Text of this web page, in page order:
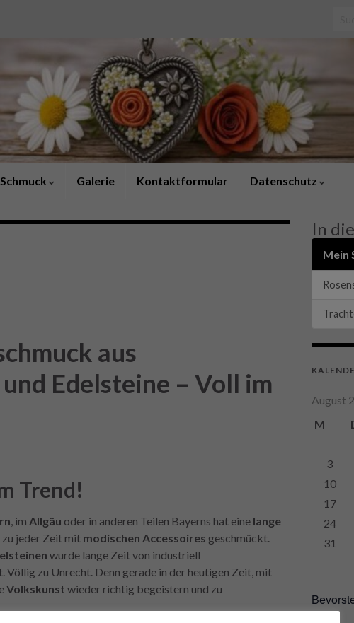
Galerie Kontaktformular Datenschutz
aus
Edelsteine – Voll im
Trend!
, im Allgäu oder in anderen Teilen Bayerns hat eine lange
jeder Zeit mit modischen Accessoires geschmückt.
wurde lange Zeit von industriell
Völlig zu Unrecht. Denn gerade in der heutigen Zeit, mit
Volkskunst wieder richtig begeistern und zu
In
Mein
August
M
3
10
17
24
31